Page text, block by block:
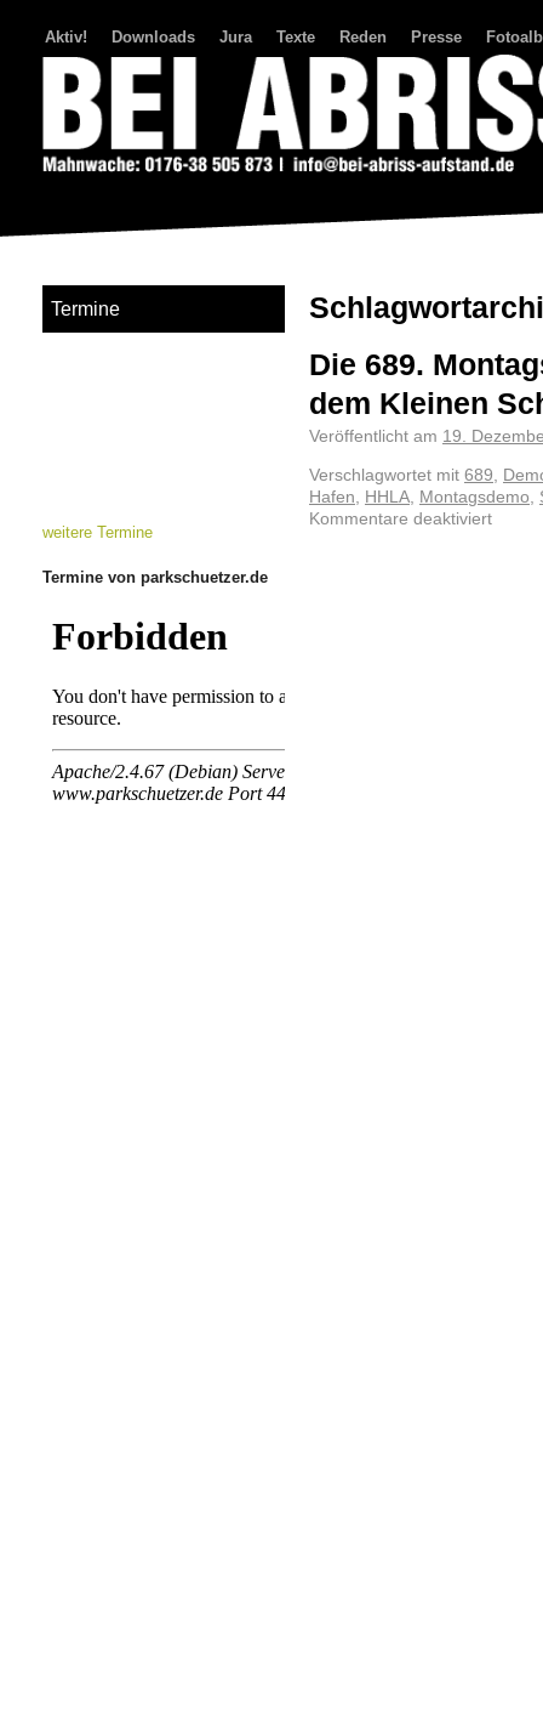
Aktiv! Downloads Jura Texte Reden Presse
Die 689.
dem Kleinen
Veröffentlicht am 19.
Verschlagwortet mit 689,
Hafen, HHLA, Montagsdemo,
Kommentare deaktiviert
Termine
weitere Termine
Termine von parkschuetzer.de